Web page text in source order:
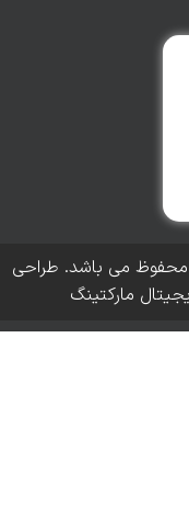
محفوظ می باشد. طراحی
مارکتینگ